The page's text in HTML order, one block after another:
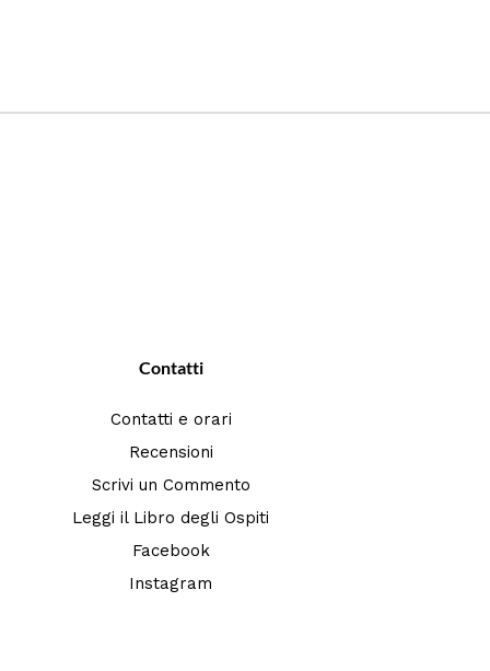
Contatti
Contatti e orari
Recensioni
Scrivi un Commento
Leggi il Libro degli Ospiti
Facebook
Instagram